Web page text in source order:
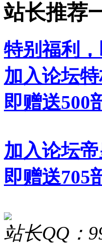
站长推荐
特别福利，
加入论坛
即赠送500
加入论坛
即赠送705
站长QQ：